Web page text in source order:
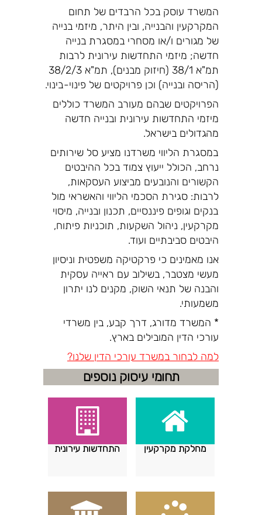
המשרד עוסק בכל הרבדים של תחום
המקרקעין והבנייה, ובין היתר, מיזמי בנייה
של מגורים ו/או מסחרי במסגרת בנייה
חדשה; מיזמי התחדשות עירונית לרבות
תמ"א 38/1 (חיזוק מבנים), תמ"א 38/2/3
(הריסה ובנייה) וכן פרויקטים של פינוי-בינוי.
הפרויקטים שבהם מעורב המשרד כוללים
מיזמי התחדשות עירונית ובנייה חדשה
מהגדולים בישראל.
במסגרת הליווי משרדנו מציע סל שירותים
נרחב, הכולל ייעוץ צמוד בכל ההיבטים
הקשורים והנובעים מביצוע העסקאות,
לרבות: סגירת הסכמי הליווי והאשראי מול
בנקים וגופים פיננסיים, תכנון ובנייה, מיסוי
מקרקעין, ניהול השקעות, תוכניות פיתוח,
היבטים סביבתיים ועוד.
אנו מאמינים כי פרקטיקה משפטית וניסיון
מעשי מצטבר, בשילוב עם ראייה עסקית
והבנה של תנאי השוק, מקנים לנו יתרון
משמעותי.
* המשרד מדורג, דרך קבע, בין משרדי
עורכי הדין המובילים בארץ.
למה לבחור במשרד עורכי הדין שלנו?
תחומי עיסוק נוספים
מחלקת מקרקעין התחדשות עירונית